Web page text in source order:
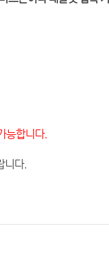
능합니다.
니다.